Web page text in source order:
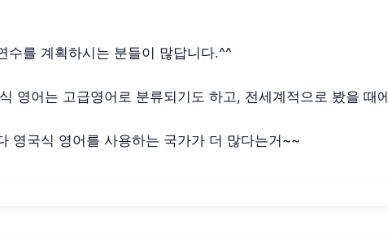
수를 계획하시는 분들이 많답니다.^^
영어는 고급영어로 분류되기도 하고, 전세계적으로 봤을 때
영국식 영어를 사용하는 국가가 더 많다는거~~